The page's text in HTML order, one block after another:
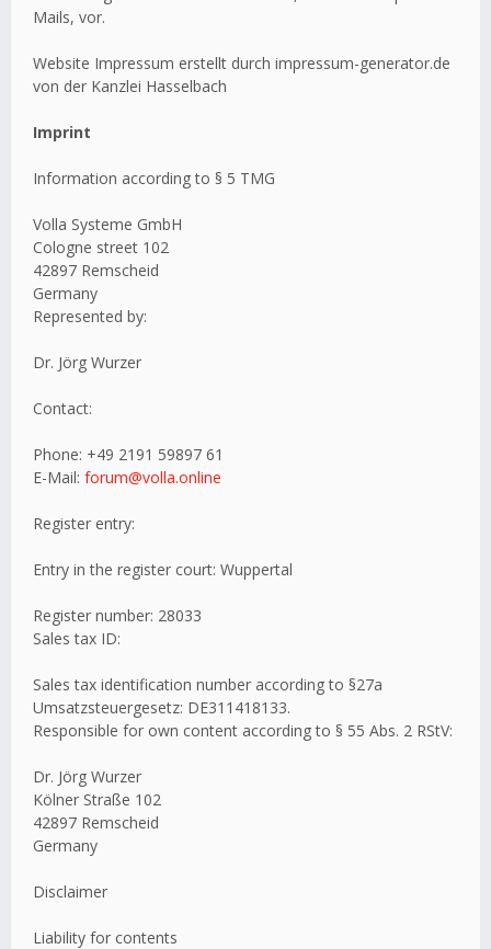
Mails, vor.
Website Impressum erstellt durch impressum-generator.de
von der Kanzlei Hasselbach
Imprint
Information according to § 5 TMG
Volla Systeme GmbH
Cologne street 102
42897 Remscheid
Germany
Represented by:
Dr. Jörg Wurzer
Contact:
Phone: +49 2191 59897 61
E-Mail: forum@volla.online
Register entry:
Entry in the register court: Wuppertal
Register number: 28033
Sales tax ID:
Sales tax identification number according to §27a
Umsatzsteuergesetz: DE311418133.
Responsible for own content according to § 55 Abs. 2 RStV:
Dr. Jörg Wurzer
Kölner Straße 102
42897 Remscheid
Germany
Disclaimer
Liability for contents